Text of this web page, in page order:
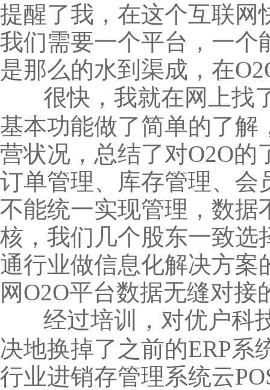
提醒了我，在这个互联网
我们需要一个平台，一个
是那么的水到渠成，在
很快，我就在网上找
基本功能做了简单的了解
营状况，总结了对O2O
订单管理、库存管理、会
不能统一实现管理，数据
核，我们几个股东一致选
通行业做信息化解决方案
网O2O平台数据无缝对接
经过培训，对优户科
决地换掉了之前的ERP系
行业进销存管理系统云